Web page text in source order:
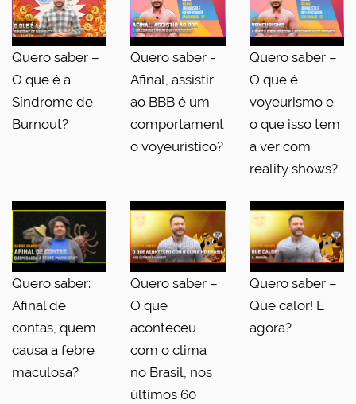
Quero saber –
O que é a
Síndrome de
Burnout?
Quero saber -
Afinal, assistir
ao BBB é um
comportament
o voyeurístico?
Quero saber –
O que é
voyeurismo e
o que isso tem
a ver com
reality shows?
Quero saber:
Afinal de
contas, quem
causa a febre
maculosa?
Quero saber –
O que
aconteceu
com o clima
no Brasil, nos
últimos 60
Quero saber –
Que calor! E
agora?